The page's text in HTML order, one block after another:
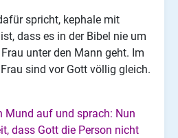
spricht, kephale mit
dass es in der Bibel nie um
unter den Mann geht. Im
sind vor Gott völlig gleich.
Mund auf und sprach: Nun
dass Gott die Person nicht